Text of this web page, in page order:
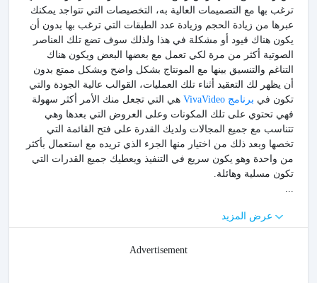
ترغب بها مع التصميمات العالية به، التخصيصات التي تتواجد يمكنك
عبرها من زيادة الحجم وزيادة عدد الطبقات التي ترغب بها بدون أن
يكون هناك قيود أو مشكلة في هذا ولذلك سوف تضع تلك العناصر
الصوتية أكثر من مرة لكي تعمل مع بعضها البعض ويكون هناك
التناغم والتنسيق بينها مع المونتاج بشكل واضح وبشكل ممتع بدون
أن يظهر لك التعقيد أثناء تلك العمليات، القوالب عالية الجودة والتي
تكون في برنامج VivaVideo
هي التي تجعل منك الأمر أكثر سهولة
فهي تحتوي على تلك المكونات وعلى العروض التي بعدها وهي
تتناسب مع جميع المجالات ولديك القدرة على فتح القائمة التي
تخصها وبعد ذلك من اختيار منها الجزء الذي تريده مع استعمال بأكثر
من واحدة وهو يكون سريع في التنفيذ ويعطيك جميع القدرات التي
تكون مسلية وهائلة.
عرض المزيد
Advertisement